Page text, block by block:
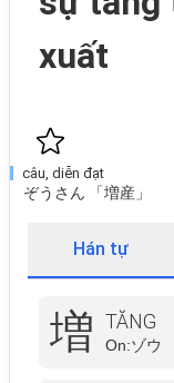
xuất
câu, diễn đạt
ぞうさん 「増産」
Hán tự
増 TĂNG
On:ゾウ